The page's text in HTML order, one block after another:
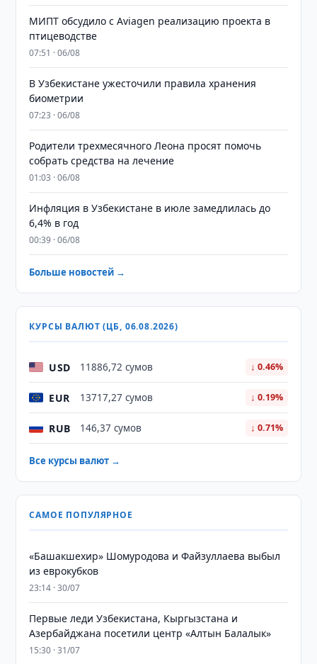
МИПТ обсудило с Aviagen реализацию проекта в
птицеводстве
07:51 · 06/08
В Узбекистане ужесточили правила хранения
биометрии
07:23 · 06/08
Родители трехмесячного Леона просят помочь
собрать средства на лечение
01:03 · 06/08
Инфляция в Узбекистане в июле замедлилась до
6,4% в год
00:39 · 06/08
Больше новостей →
КУРСЫ ВАЛЮТ (ЦБ, 06.08.2026)
USD 11886,72 сумов ↓ 0.46%
EUR 13717,27 сумов ↓ 0.19%
RUB 146,37 сумов ↓ 0.71%
Все курсы валют →
САМОЕ ПОПУЛЯРНОЕ
«Башакшехир» Шомуродова и Файзуллаева выбыл
из еврокубков
23:14 · 30/07
Первые леди Узбекистана, Кыргызстана и
Азербайджана посетили центр «Алтын Балалык»
15:30 · 31/07